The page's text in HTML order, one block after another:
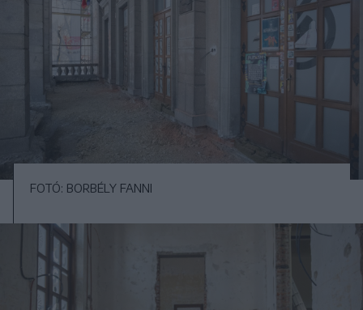
FOTÓ: BORBÉLY FANNI